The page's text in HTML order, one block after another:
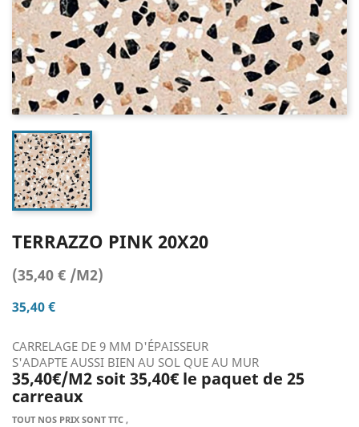
TERRAZZO PINK 20X20
(35,40 € /M2)
35,40 €
CARRELAGE DE 9 MM D'ÉPAISSEUR
S'ADAPTE AUSSI BIEN AU SOL QUE AU MUR
35,40€/M2 soit 35,40€ le paquet de 25
carreaux
TOUT NOS PRIX SONT TTC ,